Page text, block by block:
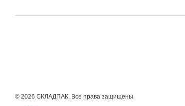
© 2026 СКЛАДПАК. Все права защищены